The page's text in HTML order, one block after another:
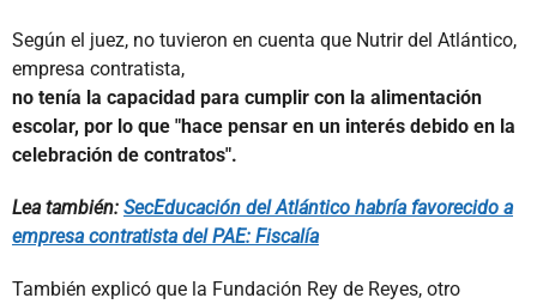
Según el juez, no tuvieron en cuenta que Nutrir del Atlántico,
empresa contratista,
no tenía la capacidad para cumplir con la alimentación
escolar, por lo que "hace pensar en un interés debido en la
celebración de contratos".
Lea también: SecEducación del Atlántico habría favorecido a
empresa contratista del PAE: Fiscalía
También explicó que la Fundación Rey de Reyes, otro